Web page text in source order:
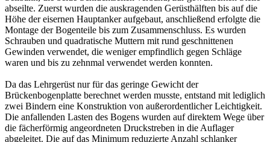
abseilte. Zuerst wurden die auskragenden Gerüsthälften bis auf die
Höhe der eisernen Hauptanker aufgebaut, anschließend erfolgte die
Montage der Bogenteile bis zum Zusammenschluss. Es wurden
Schrauben und quadratische Muttern mit rund geschnittenen
Gewinden verwendet, die weniger empfindlich gegen Schläge
waren und bis zu zehnmal verwendet werden konnten.
Da das Lehrgerüst nur für das geringe Gewicht der
Brückenbogenplatte berechnet werden musste, entstand mit lediglich
zwei Bindern eine Konstruktion von außerordentlicher Leichtigkeit.
Die anfallenden Lasten des Bogens wurden auf direktem Wege über
die fächerförmig angeordneten Druckstreben in die Auflager
abgeleitet. Die auf das Minimum reduzierte Anzahl schlanker